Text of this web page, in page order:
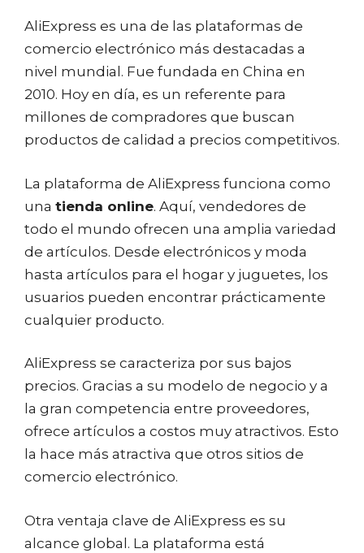
AliExpress es una de las plataformas de
comercio electrónico más destacadas a
nivel mundial. Fue fundada en China en
2010. Hoy en día, es un referente para
millones de compradores que buscan
productos de calidad a precios competitivos.
La plataforma de AliExpress funciona como
una tienda online. Aquí, vendedores de
todo el mundo ofrecen una amplia variedad
de artículos. Desde electrónicos y moda
hasta artículos para el hogar y juguetes, los
usuarios pueden encontrar prácticamente
cualquier producto.
AliExpress se caracteriza por sus bajos
precios. Gracias a su modelo de negocio y a
la gran competencia entre proveedores,
ofrece artículos a costos muy atractivos. Esto
la hace más atractiva que otros sitios de
comercio electrónico.
Otra ventaja clave de AliExpress es su
alcance global. La plataforma está